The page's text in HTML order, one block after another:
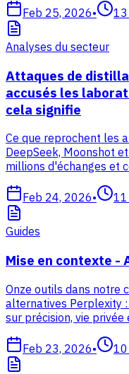
Feb 25, 2026• 13
Analyses du secteur
Attaques de
accusés les
cela signifie
Ce que reprochent les
DeepSeek, Moonshot
millions d'échanges et
Feb 24, 2026• 11
Guides
Mise en contexte -
Onze outils dans notre
alternatives Perplexity :
sur précision, vie privée
Feb 23, 2026• 10